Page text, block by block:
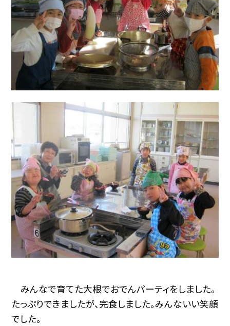
みんなで育てた大根でおでんパーティをしました。
たっぷりできましたが、完食しました。みんないい笑顔
でした。